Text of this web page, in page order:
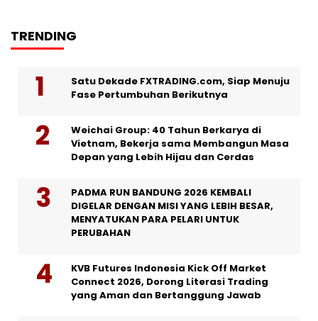
TRENDING
Satu Dekade FXTRADING.com, Siap Menuju
Fase Pertumbuhan Berikutnya
Weichai Group: 40 Tahun Berkarya di
Vietnam, Bekerja sama Membangun Masa
Depan yang Lebih Hijau dan Cerdas
PADMA RUN BANDUNG 2026 KEMBALI
DIGELAR DENGAN MISI YANG LEBIH BESAR,
MENYATUKAN PARA PELARI UNTUK
PERUBAHAN
KVB Futures Indonesia Kick Off Market
Connect 2026, Dorong Literasi Trading
yang Aman dan Bertanggung Jawab